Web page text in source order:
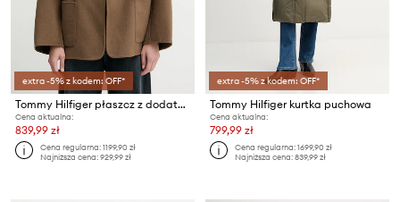
extra -5% z kodem: OFF*
Tommy Hilfiger płaszcz z dodatkiem wełny
Cena aktualna:
839,99 zł
Cena regularna:1199,90 zł
Najniższa cena:929,99 zł
extra -5% z kodem: OFF*
Tommy Hilfiger kurtka puchowa
Cena aktualna:
799,99 zł
Cena regularna:1699,90 zł
Najniższa cena:839,99 zł